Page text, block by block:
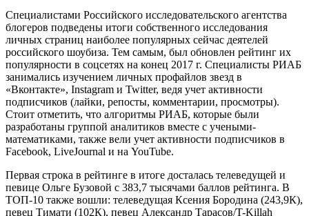
Специалистами Российского исследовательского агентства
блогеров подведены итоги собственного исследования
личных страниц наиболее популярных сейчас деятелей
российского шоубиза. Тем самым, был обновлен рейтинг их
популярности в соцсетях на конец 2017 г. Специалисты РИАБ
занимались изучением личных профайлов звезд в
«Вконтакте», Instagram и Twitter, ведя учет активности
подписчиков (лайки, репосты, комментарии, просмотры).
Стоит отметить, что алгоритмы РИАБ, которые были
разработаны группой аналитиков вместе с учеными-
математиками, также вели учет активности подписчиков в
Facebook, LiveJournal и на YouTube.
Первая строка в рейтинге в итоге досталась телеведущей и
певице Ольге Бузовой с 383,7 тысячами баллов рейтинга. В
ТОП-10 также вошли: телеведущая Ксения Бородина (243,9К),
певец Тимати (102К), певец Александр Тарасов/T-Killah